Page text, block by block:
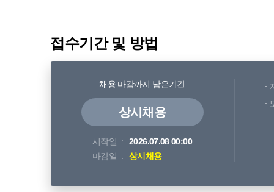
접수기간 및 방법
채용 마감까지 남은기간
상시채용
시작일
2026.07.08 00:00
마감일
상시채용